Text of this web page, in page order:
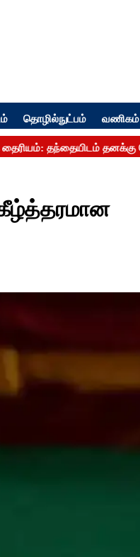
தொழில்நுட்பம் வணிகம்